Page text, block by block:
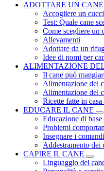
ADOTTARE UN CANE
Accogliere un
Test: Quale cane
Come scegliere un
Allevamenti
Adottare da un
Idee di nomi per
ALIMENTAZIONE
Il cane può
Alimentazione del
Alimentazione del
Ricette fatte in casa
EDUCARE IL CANE
Educazione di
Problemi
Insegnare i
Addestramento dei
CAPIRE IL CANE
Linguaggio del